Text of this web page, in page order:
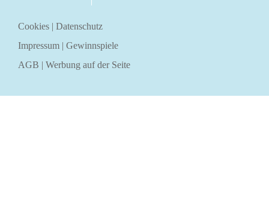
Cookies | Datenschutz
Impressum | Gewinnspiele
AGB | Werbung auf der Seite